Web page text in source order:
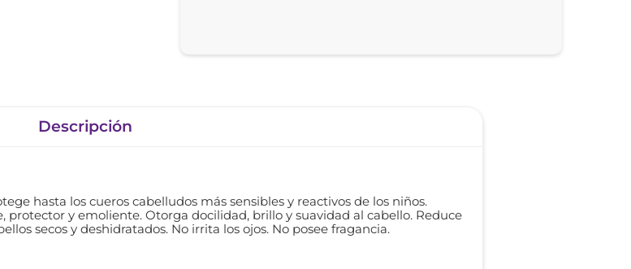
Descripción
hasta los cueros cabelludos más sensibles y reactivos de los niños.
protector y emoliente. Otorga docilidad, brillo y suavidad al cabello. Reduce
secos y deshidratados. No irrita los ojos. No posee fragancia.